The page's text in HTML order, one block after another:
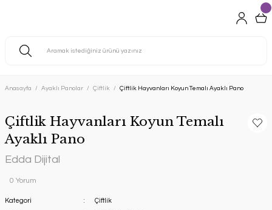
Anasayfa Ayaklı Panolar Çiftlik Çiftlik Hayvanları Koyun Temalı Ayaklı Pano
Çiftlik Hayvanları Koyun Temalı
Ayaklı Pano
Edda Dijital
0 Yorum
Kategori
Çiftlik